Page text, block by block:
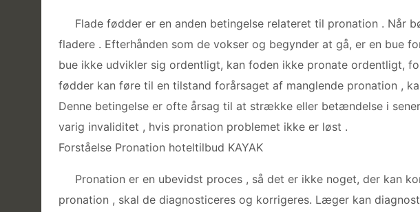
Flade fødder er en anden betingelse relateret til pronation . Når
fladere . Efterhånden som de vokser og begynder at gå, er en bue
bue ikke udvikler sig ordentligt, kan foden ikke pronate ordentligt,
fødder kan føre til en tilstand forårsaget af manglende pronation ,
Denne betingelse er ofte årsag til at strække eller betændelse i
varig invaliditet , hvis pronation problemet ikke er løst .
Forståelse Pronation hoteltilbud KAYAK
Pronation er en ubevidst proces , så det er ikke noget, der kan
pronation , skal de diagnosticeres og korrigeres. Læger kan